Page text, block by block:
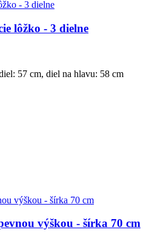
lôžko - 3 dielne
57 cm, diel na hlavu: 58 cm
výškou - šírka 70 cm